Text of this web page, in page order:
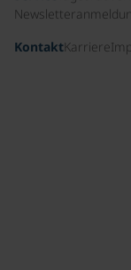
KontaktKarriere